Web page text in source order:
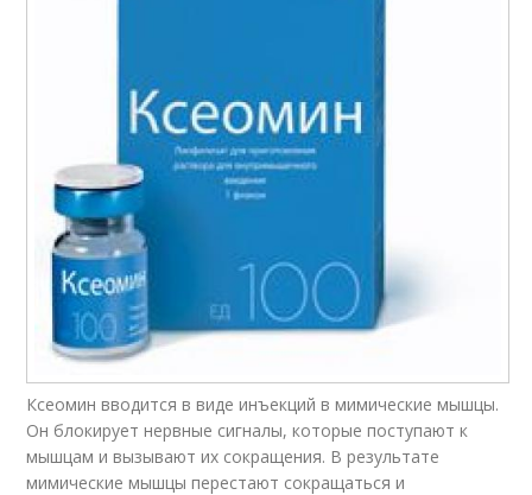
Ксеомин вводится в виде инъекций в мимические мышцы.
Он блокирует нервные сигналы, которые поступают к
мышцам и вызывают их сокращения. В результате
мимические мышцы перестают сокращаться и